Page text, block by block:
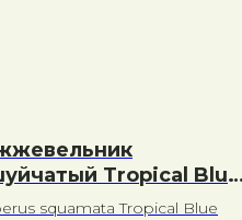
Tropical Blue
Блю
squamata Tropical Blue